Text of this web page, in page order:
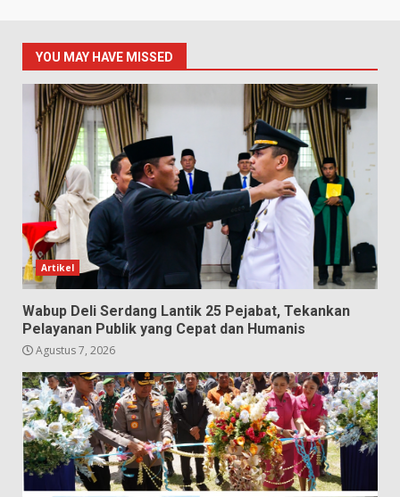
YOU MAY HAVE MISSED
Artikel
Wabup Deli Serdang Lantik 25 Pejabat, Tekankan
Pelayanan Publik yang Cepat dan Humanis
Agustus 7, 2026